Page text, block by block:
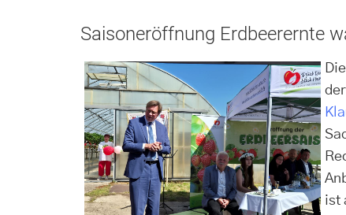
Saisoneröffnung Erdbeerernte
der
ist